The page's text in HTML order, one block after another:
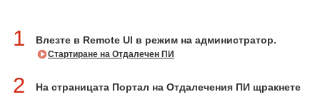
1 Влезте в Remote UI в режим на администратор.
Стартиране на Отдалечен ПИ
2
На страницата Портал на Отдалечения ПИ щракнете